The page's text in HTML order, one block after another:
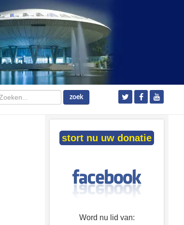
Zoeken... zoek
stort nu uw donatie
Word nu lid van: